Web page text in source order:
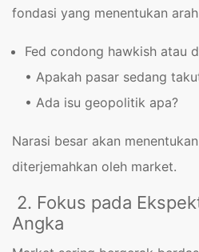
fondasi yang menentukan
Fed condong hawkish atau
• Apakah pasar sedang
• Ada isu geopolitik apa?
Narasi besar akan
diterjemahkan oleh market.
2. Fokus pada
Angka